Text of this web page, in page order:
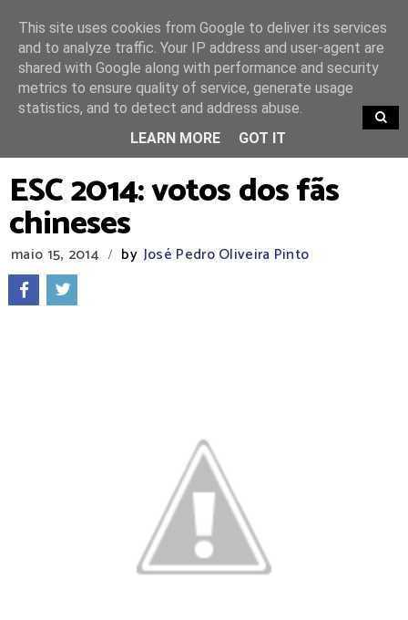
TRENDING
ESC 2014: votos dos fãs
chineses
maio 15, 2014 / by José Pedro Oliveira Pinto
This site uses cookies from Google to deliver its services
and to analyze traffic. Your IP address and user-agent are
shared with Google along with performance and security
metrics to ensure quality of service, generate usage
statistics, and to detect and address abuse.
LEARN MORE
GOT IT